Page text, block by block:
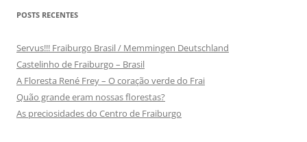
POSTS RECENTES
Servus!!! Fraiburgo Brasil / Memmingen Deutschland
Castelinho de Fraiburgo – Brasil
A Floresta René Frey – O coração verde do Frai
Quão grande eram nossas florestas?
As preciosidades do Centro de Fraiburgo